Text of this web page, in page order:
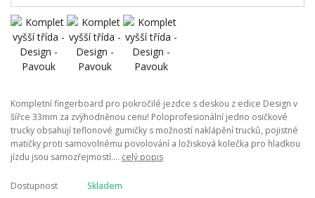
Kompletní fingerboard pro pokročilé jezdce s deskou z edice Design v
šířce 33mm za zvýhodněnou cenu! Poloprofesionální jedno osičkové
trucky obsahují teflonové gumičky s možností naklápění trucků, pojistné
matičky proti samovolnému povolování a ložisková kolečka pro hladkou
jízdu jsou samozřejmostí.... celý popis
Dostupnost
Skladem